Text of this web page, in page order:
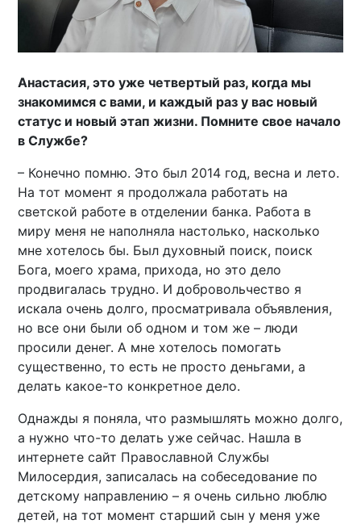
Анастасия, это уже четвертый раз, когда мы
знакомимся с вами, и каждый раз у вас новый
статус и новый этап жизни. Помните свое начало
в Службе?
– Конечно помню. Это был 2014 год, весна и лето.
На тот момент я продолжала работать на
светской работе в отделении банка. Работа в
миру меня не наполняла настолько, насколько
мне хотелось бы. Был духовный поиск, поиск
Бога, моего храма, прихода, но это дело
продвигалась трудно. И добровольчество я
искала очень долго, просматривала объявления,
но все они были об одном и том же – люди
просили денег. А мне хотелось помогать
существенно, то есть не просто деньгами, а
делать какое-то конкретное дело.
Однажды я поняла, что размышлять можно долго,
а нужно что-то делать уже сейчас. Нашла в
интернете сайт Православной Службы
Милосердия, записалась на собеседование по
детскому направлению – я очень сильно люблю
детей, на тот момент старший сын у меня уже